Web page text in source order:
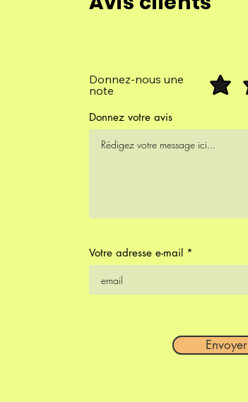
Donnez-nous une
note
Donnez votre avis
Votre adresse e-mail
Envoyer